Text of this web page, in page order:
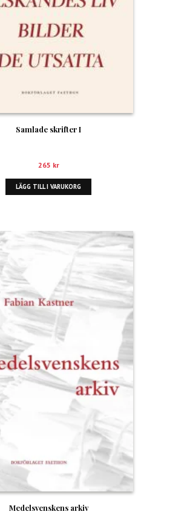
Samlade skrifter I
265 kr
LÄGG TILL I VARUKORG
Medelsvenskens arkiv